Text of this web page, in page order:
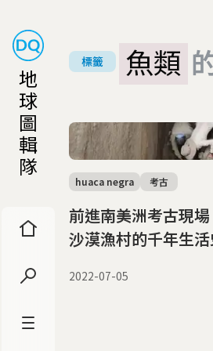
地
球
圖
輯
隊
標籤 魚類
前進南美洲考古現
沙漠漁村的千年生
huaca negra 考古
2022-07-05